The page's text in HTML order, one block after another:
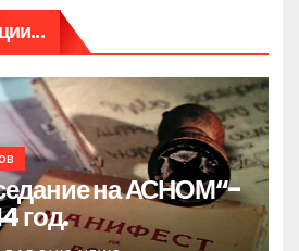
на АСНОМ“-
год.